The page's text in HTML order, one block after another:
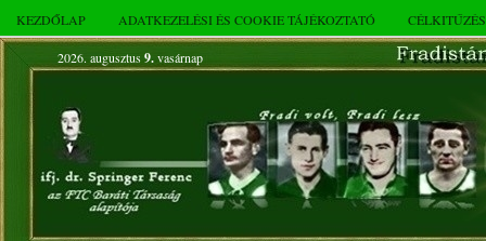
KEZDŐLAP ADATKEZELÉSI ÉS COOKIE TÁJÉKOZTATÓ
2026. augusztus 9.vasárnap